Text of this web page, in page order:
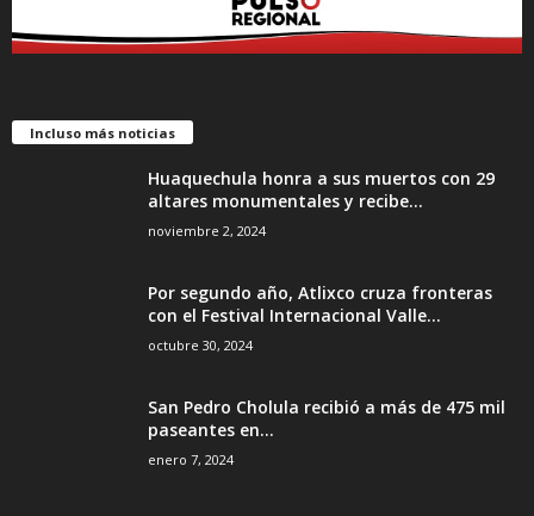
Incluso más noticias
Huaquechula honra a sus muertos con 29
altares monumentales y recibe...
noviembre 2, 2024
Por segundo año, Atlixco cruza fronteras
con el Festival Internacional Valle...
octubre 30, 2024
San Pedro Cholula recibió a más de 475 mil
paseantes en...
enero 7, 2024